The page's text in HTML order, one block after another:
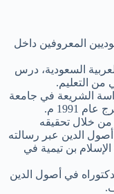
المعروفين داخل
السعودية، درس
من التعليم.
الشريعة في جامعة
1991 م.
خلال تحقيقه
الدين عبر رسالته
بن تيمية في
في أصول الدين